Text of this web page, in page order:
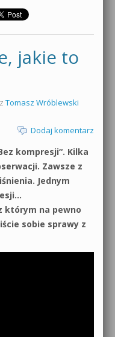
jakie to
Tomasz Wróblewski
Dodaj komentarz
kompresji“. Kilka
Zawsze z
Jednym
którym na pewno
sobie sprawy z